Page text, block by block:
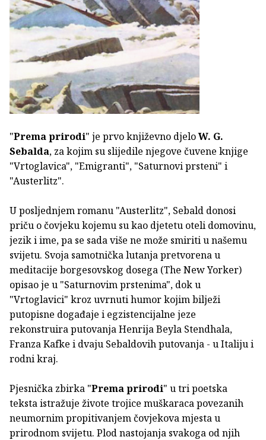
"Prema prirodi" je prvo književno djeloW. G.
Sebalda, za kojim su slijedile njegove čuvene knjige
"Vrtoglavica", "Emigranti", "Saturnovi prsteni" i
"Austerlitz".
U posljednjem romanu "Austerlitz", Sebald donosi
priču o čovjeku kojemu su kao djetetu oteli domovinu,
jezik i ime, pa se sada više ne može smiriti u našemu
svijetu. Svoja samotnička lutanja pretvorena u
meditacije borgesovskog dosega (The New Yorker)
opisao je u "Saturnovim prstenima", dok u
"Vrtoglavici" kroz uvrnuti humor kojim bilježi
putopisne događaje i egzistencijalne jeze
rekonstruira putovanja Henrija Beyla Stendhala,
Franza Kafke i dvaju Sebaldovih putovanja - u Italiju i
rodni kraj.
Pjesnička zbirka "Prema prirodi" u tri poetska
teksta istražuje živote trojice muškaraca povezanih
neumornim propitivanjem čovjekova mjesta u
prirodnom svijetu. Plod nastojanja svakoga od njih